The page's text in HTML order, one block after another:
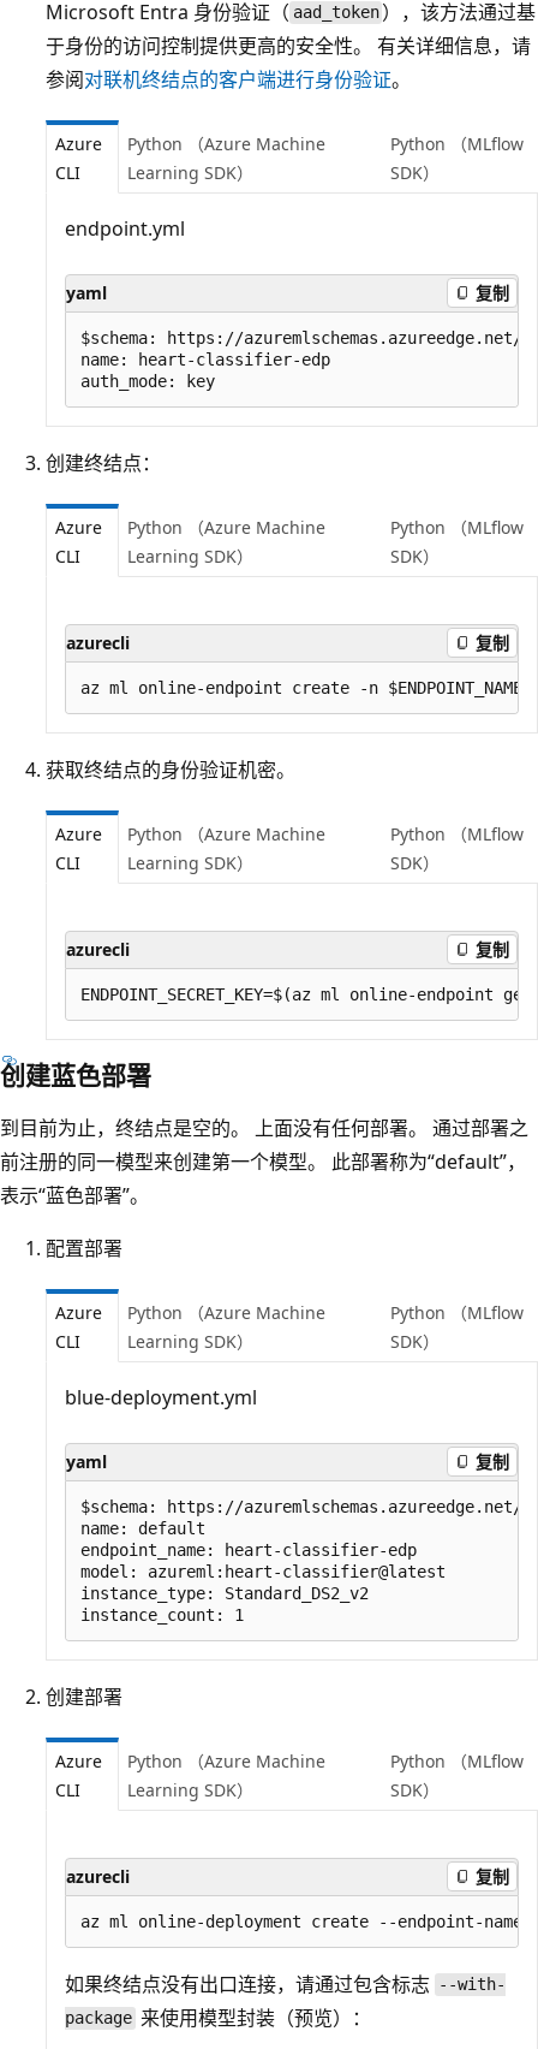
Microsoft Entra 身份验证（ aad_token ），该方法通过基
于身份的访问控制提供更高的安全性。 有关详细信息，请
参阅对联机终结点的客户端进行身份验证。
Azure
CLI
Python （Azure Machine
Learning SDK）
Python （MLflow
SDK）
endpoint.yml
yaml 复制
$schema: https://azuremlschemas.azureedge.net/
name: heart-classifier-edp
创建终结点：
Azure
CLI
Python （Azure Machine
Learning SDK）
Python （MLflow
SDK）
azurecli 复制
获取终结点的身份验证机密。
Azure
CLI
Python （Azure Machine
Learning SDK）
Python （MLflow
SDK）
azurecli 复制
创建蓝色部署
到目前为止，终结点是空的。 上面没有任何部署。 通过部署之
前注册的同一模型来创建第一个模型。 此部署称为“default”，
表示“蓝色部署”。
配置部署
Azure
CLI
Python （Azure Machine
Learning SDK）
Python （MLflow
SDK）
blue-deployment.yml
yaml 复制
$schema: https://azuremlschemas.azureedge.net/
name: default
endpoint_name: heart-classifier-edp
model: azureml:heart-classifier@latest
instance_type: Standard_DS2_v2
创建部署
Azure
CLI
Python （Azure Machine
Learning SDK）
Python （MLflow
SDK）
azurecli 复制
如果终结点没有出口连接，请通过包含标志 --with-
package 来使用模型封装（预览）：